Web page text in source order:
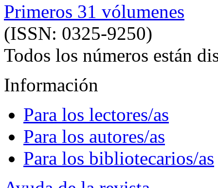
Primeros 31 vólumenes
(ISSN: 0325-9250)
Todos los números están
Información
Para los lectores/as
Para los autores/as
Para los bibliotecarios/as